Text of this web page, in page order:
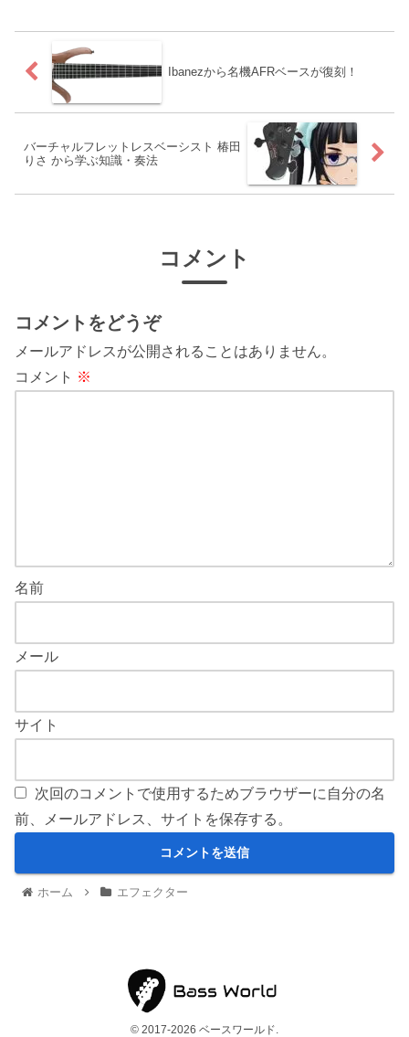
Ibanezから名機AFRベースが復刻！
バーチャルフレットレスベーシスト 椿田
りさ から学ぶ知識・奏法
コメント
コメントをどうぞ
メールアドレスが公開されることはありません。
コメント ※
名前
メール
サイト
次回のコメントで使用するためブラウザーに自分の名
前、メールアドレス、サイトを保存する。
ホーム エフェクター
© 2017-2026 ベースワールド.